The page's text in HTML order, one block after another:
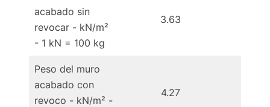
acabado sin
revocar - kN/m²
- 1 kN = 100 kg
3.63
Peso del muro
acabado con
revoco - kN/m² -
4.27